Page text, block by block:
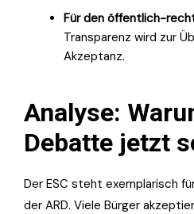
Für den öffentlich-
Transparenz wird zur
Akzeptanz.
Analyse:
Debatte jetzt
Der ESC steht exemplarisch
der ARD. Viele Bürger